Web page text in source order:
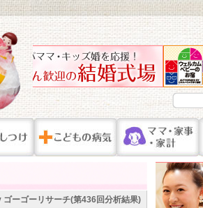
ゴーゴーリサーチ(第436回分析結果)